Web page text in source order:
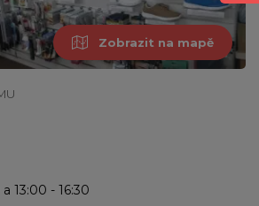
Zobrazit na mapě
13:00 - 16:30